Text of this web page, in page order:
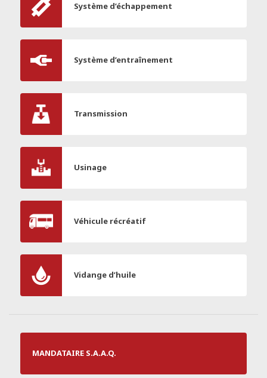
Système d’échappement
Système d’entraînement
Transmission
Usinage
Véhicule récréatif
Vidange d’huile
MANDATAIRE S.A.A.Q.